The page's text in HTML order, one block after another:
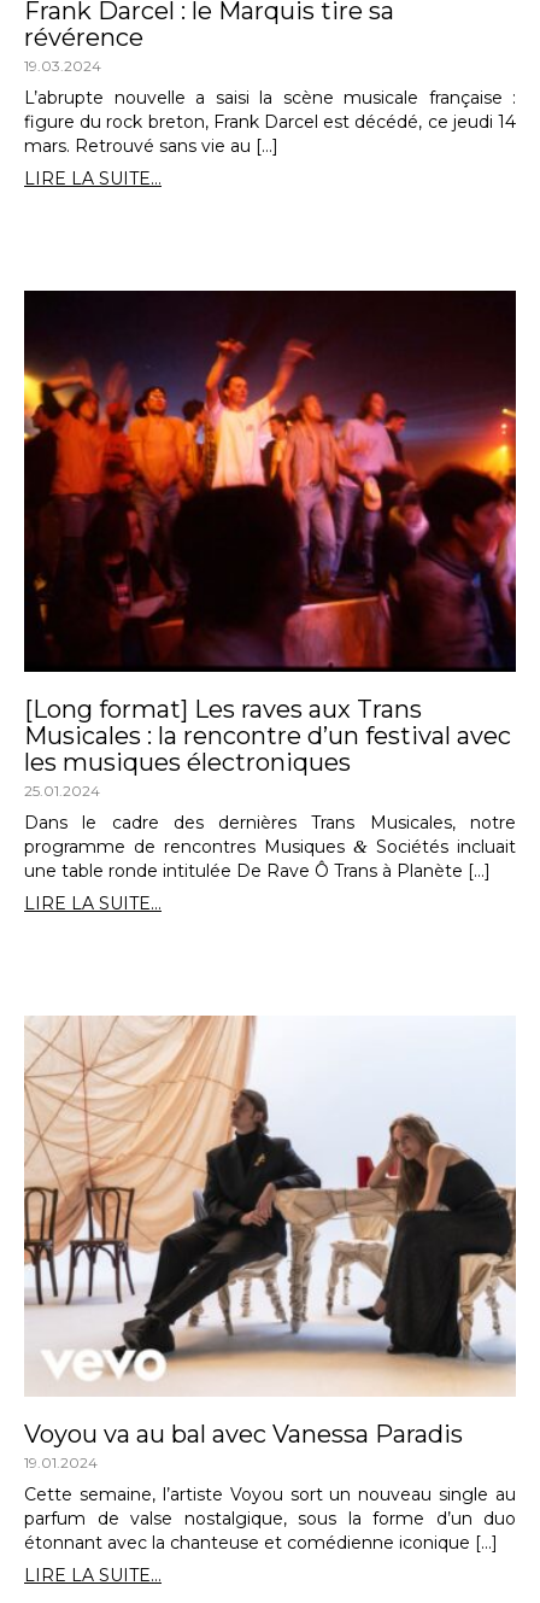
Frank Darcel : le Marquis tire sa
révérence
19.03.2024
L’abrupte nouvelle a saisi la scène musicale française :
figure du rock breton, Frank Darcel est décédé, ce jeudi 14
mars. Retrouvé sans vie au […]
LIRE LA SUITE...
[Long format] Les raves aux Trans
Musicales : la rencontre d’un festival avec
les musiques électroniques
25.01.2024
Dans le cadre des dernières Trans Musicales, notre
programme de rencontres Musiques & Sociétés incluait
une table ronde intitulée De Rave Ô Trans à Planète […]
LIRE LA SUITE...
Voyou va au bal avec Vanessa Paradis
19.01.2024
Cette semaine, l’artiste Voyou sort un nouveau single au
parfum de valse nostalgique, sous la forme d’un duo
étonnant avec la chanteuse et comédienne iconique […]
LIRE LA SUITE...